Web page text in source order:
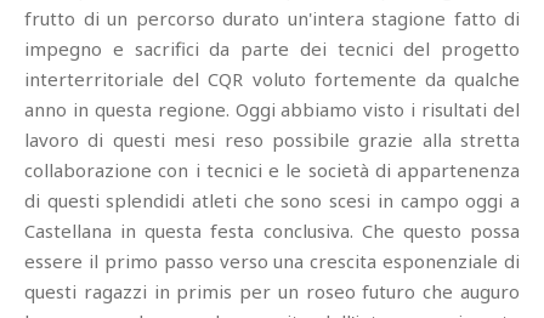
frutto di un percorso durato un'intera stagione fatto di
impegno e sacrifici da parte dei tecnici del progetto
interterritoriale del CQR voluto fortemente da qualche
anno in questa regione. Oggi abbiamo visto i risultati del
lavoro di questi mesi reso possibile grazie alla stretta
collaborazione con i tecnici e le società di appartenenza
di questi splendidi atleti che sono scesi in campo oggi a
Castellana in questa festa conclusiva. Che questo possa
essere il primo passo verso una crescita esponenziale di
questi ragazzi in primis per un roseo futuro che auguro